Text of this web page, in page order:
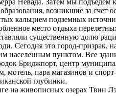
Невада. Затем мы подъедем
возникшие за счет
кальцием подземных
место отдыха
существенную долю
Сегодня это город-призрак,
населенным пунктом. Все
Бриджпорт, центр
мотель, пара магазинов и
глубинки.
на живописных озерах Твин